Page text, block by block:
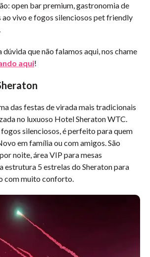
open bar premium, gastronomia de
ao vivo e fogos silenciosos pet friendly
dúvida que não falamos aqui, nos chame
aqui!
das festas de virada mais tradicionais
no luxuoso Hotel Sheraton WTC.
silenciosos, é perfeito para quem
em família ou com amigos. São
noite, área VIP para mesas
estrutura 5 estrelas do Sheraton para
com muito conforto.